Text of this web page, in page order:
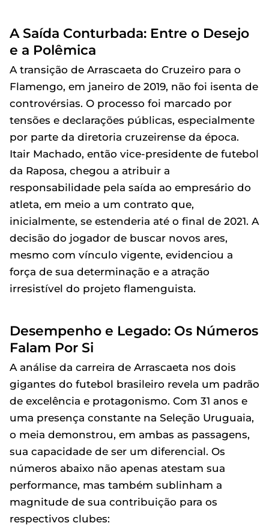
A Saída Conturbada: Entre o Desejo
e a Polêmica
A transição de Arrascaeta do Cruzeiro para o
Flamengo, em janeiro de 2019, não foi isenta de
controvérsias. O processo foi marcado por
tensões e declarações públicas, especialmente
por parte da diretoria cruzeirense da época.
Itair Machado, então vice-presidente de futebol
da Raposa, chegou a atribuir a
responsabilidade pela saída ao empresário do
atleta, em meio a um contrato que,
inicialmente, se estenderia até o final de 2021. A
decisão do jogador de buscar novos ares,
mesmo com vínculo vigente, evidenciou a
força de sua determinação e a atração
irresistível do projeto flamenguista.
Desempenho e Legado: Os Números
Falam Por Si
A análise da carreira de Arrascaeta nos dois
gigantes do futebol brasileiro revela um padrão
de excelência e protagonismo. Com 31 anos e
uma presença constante na Seleção Uruguaia,
o meia demonstrou, em ambas as passagens,
sua capacidade de ser um diferencial. Os
números abaixo não apenas atestam sua
performance, mas também sublinham a
magnitude de sua contribuição para os
respectivos clubes: